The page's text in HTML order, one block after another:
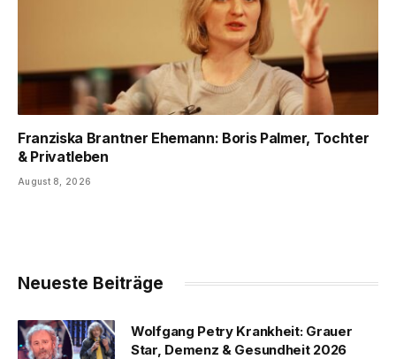
Franziska Brantner Ehemann: Boris Palmer, Tochter
& Privatleben
August 8, 2026
Neueste Beiträge
Wolfgang Petry Krankheit: Grauer
Star, Demenz & Gesundheit 2026